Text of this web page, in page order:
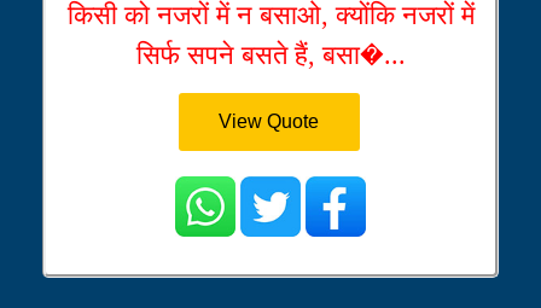
किसी को नजरों में न बसाओ, क्योंकि नजरों में
सिर्फ सपने बसते हैं, बसा�...
View Quote